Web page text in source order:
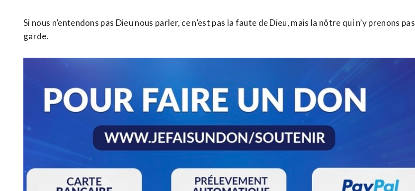
Si nous n’entendons pas Dieu nous parler, ce n’est pas la faute de Dieu, mais la nôtre qui n’y prenons pas
garde.